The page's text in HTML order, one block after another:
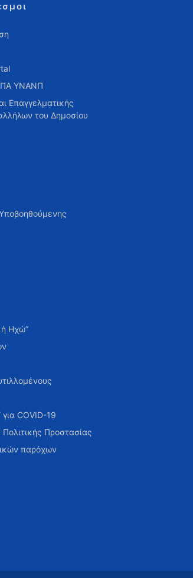
ΥΝΑΝΠ
Επαγγελματικής
του Δημοσίου
Ηχώ”
COVID-19
Πολιτικής Προστασίας
παρόχων